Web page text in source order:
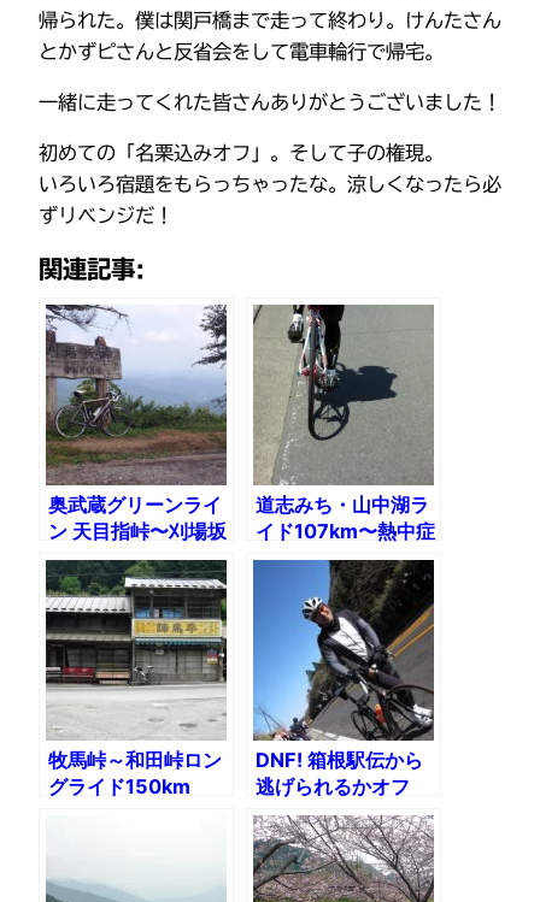
帰られた。僕は関戸橋まで走って終わり。けんたさん
とかずピさんと反省会をして電車輪行で帰宅。
一緒に走ってくれた皆さんありがとうございました！
初めての「名栗込みオフ」。そして子の権現。
いろいろ宿題をもらっちゃったな。涼しくなったら必
ずリベンジだ！
関連記事:
奥武蔵グリーンライ
ン 天目指峠〜刈場坂
峠〜定峰峠
道志みち・山中湖ラ
イド107km〜熱中症
対策付き
牧馬峠～和田峠ロン
グライド150km
DNF! 箱根駅伝から
逃げられるかオフ
2010